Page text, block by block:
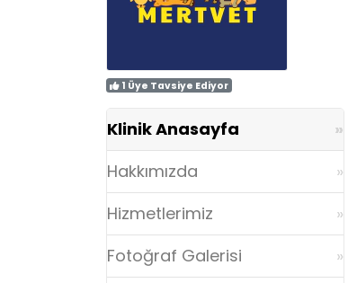
1 Üye Tavsiye Ediyor
Klinik Anasayfa
Hakkımızda
Hizmetlerimiz
Fotoğraf Galerisi